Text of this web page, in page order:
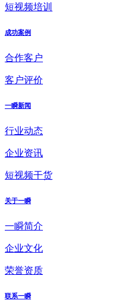
短视频培训
成功案例
合作客户
客户评价
一瞬新闻
行业动态
企业资讯
短视频干货
关于一瞬
一瞬简介
企业文化
荣誉资质
联系一瞬